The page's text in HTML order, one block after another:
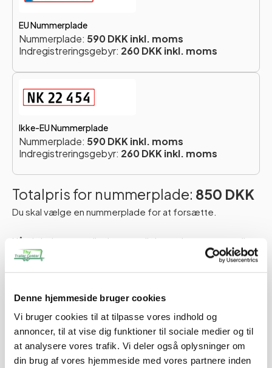
Denne hjemmeside bruger cookies
Vi bruger cookies til at tilpasse vores indhold og
annoncer, til at vise dig funktioner til sociale medier og til
at analysere vores trafik. Vi deler også oplysninger om
din brug af vores hjemmeside med vores partnere inden
EU Nummerplade
Nummerplade: 590 DKK inkl. moms
Indregistreringsgebyr: 260 DKK inkl. moms
Ikke-EU Nummerplade
Nummerplade: 590 DKK inkl. moms
Indregistreringsgebyr: 260 DKK inkl. moms
Totalpris for nummerplade: 850 DKK
Du skal vælge en nummerplade for at forsætte.
Når du køber en trailer hos os, vil du modtage en e-mail,
hvor vi beder dig om at oplyse navn, adresse og CPR-
nummer. Disse oplysninger er nødvendige for at kunne
mailen med de påkrævede oplysninger.
Hvis du har spørgsmål, er du naturligvis altid velkommen til
at kontakte os.